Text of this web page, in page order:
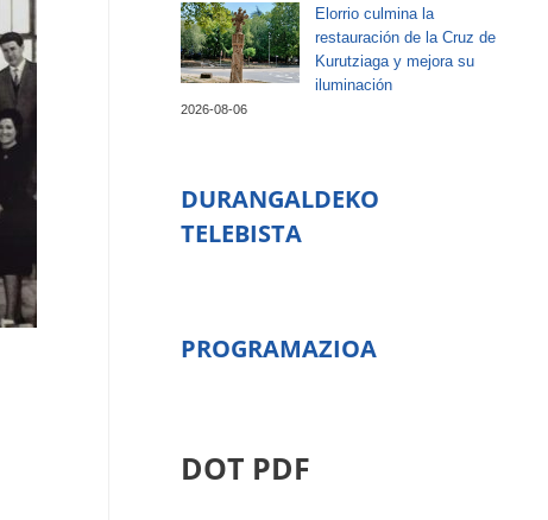
Elorrio culmina la
restauración de la Cruz de
Kurutziaga y mejora su
iluminación
2026-08-06
DURANGALDEKO
TELEBISTA
PROGRAMAZIOA
DOT PDF